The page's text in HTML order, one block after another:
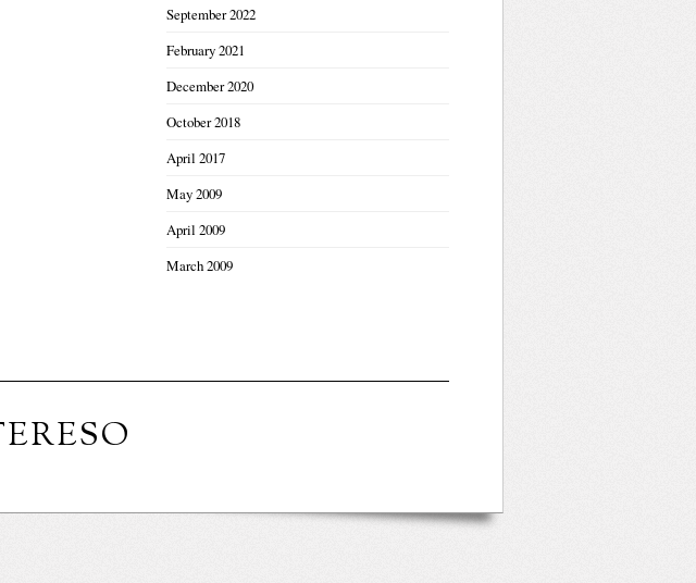
September 2022
February 2021
December 2020
October 2018
April 2017
May 2009
April 2009
March 2009